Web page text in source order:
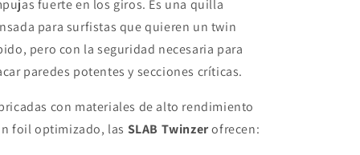
fuerte en los giros. Es una quilla
para surfistas que quieren un twin
pero con la seguridad necesaria para
paredes potentes y secciones críticas.
con materiales de alto rendimiento
foil optimizado, las SLAB Twinzerofrecen: